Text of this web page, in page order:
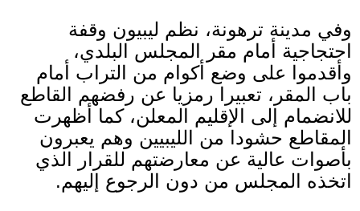
وفي مدينة ترهونة، نظم ليبيون وقفة
احتجاجية أمام مقر المجلس البلدي،
وأقدموا على وضع أكوام من التراب أمام
باب المقر، تعبيرا رمزيا عن رفضهم القاطع
للانضمام إلى الإقليم المعلن، كما أظهرت
المقاطع حشودا من الليبيين وهم يعبرون
بأصوات عالية عن معارضتهم للقرار الذي
اتخذه المجلس من دون الرجوع إليهم.